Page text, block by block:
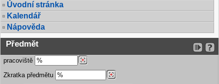
Úvodní stránka
Kalendář
Nápověda
Předmět
pracoviště
Zkratka předmětu